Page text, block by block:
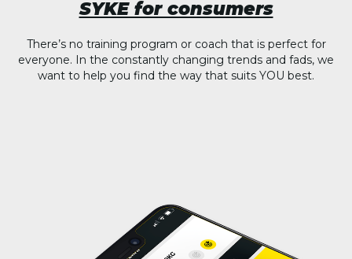
SYKE for consumers
There’s no training program or coach that is perfect for
everyone. In the constantly changing trends and fads, we
want to help you find the way that suits YOU best.